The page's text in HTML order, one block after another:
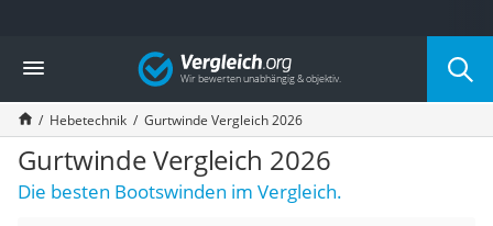
Die beliebtesten Vergleiche nach Kategorie
Baumarkt
Tresor feuerfest
Makita-Akku-Rasenmäher
Kappsäge
Smartes Türschloss
Akku-Rasentrimmer
Vergleich
Hebetechnik Gurtwinde Vergleich 2026
Gurtwinde Vergleich 2026
Die besten Bootswinden im Vergleich.